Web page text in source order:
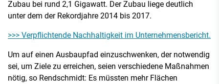
Zubau bei rund 2,1 Gigawatt. Der Zubau liege deutlich
unter dem der Rekordjahre 2014 bis 2017.
>>> Verpflichtende Nachhaltigkeit im Unternehmensbericht.
Um auf einen Ausbaupfad einzuschwenken, der notwendig
sei, um Ziele zu erreichen, seien verschiedene Maßnahmen
nötig, so Rendschmidt: Es müssten mehr Flächen